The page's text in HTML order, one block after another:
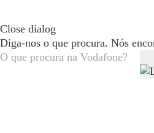
Close dialog
Diga-nos o que procura. Nós